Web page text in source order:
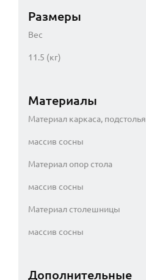
Размеры
Вес
11.5 (кг)
Материалы
Материал каркаса, подстолья
массив сосны
Материал опор стола
массив сосны
Материал столешницы
массив сосны
Дополнительные